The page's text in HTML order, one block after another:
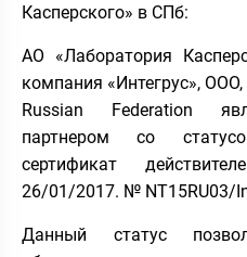
Касперского» в СПб:
АО «Лаборатория
компания «Интегрус», ООО,
Russian Federation
партнером со
сертификат
26/01/2017. № NT15RU03/
Данный статус